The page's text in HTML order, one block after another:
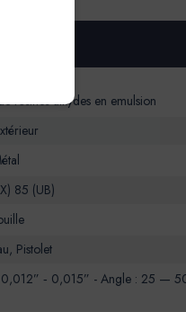
résines alkydes en emulsion
85 (UB)
Pistolet
0,012” ‐ 0,015” - Angle : 25 —